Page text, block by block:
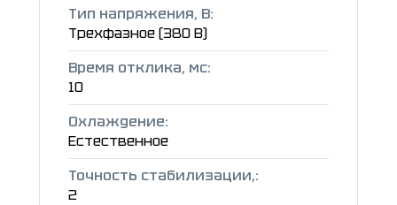
Тип напряжения, В:
Трехфазное (380 В)
Время отклика, мс:
10
Охлаждение:
Естественное
Точность стабилизации,:
2